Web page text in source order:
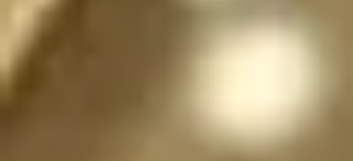
o masculina, y pueden
cambiar de forma y
dependiendo de la